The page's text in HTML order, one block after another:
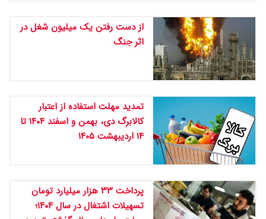
از دست رفتن یک میلیون شغل در
اثر جنگ
تمدید مهلت استفاده از اعتبار
کالابرگ دی، بهمن و اسفند ۱۴۰۴ تا
۱۴ اردیبهشت ۱۴۰۵
پرداخت ۳۳ هزار میلیارد تومان
تسهیلات اشتغال در سال ۱۴۰۴؛